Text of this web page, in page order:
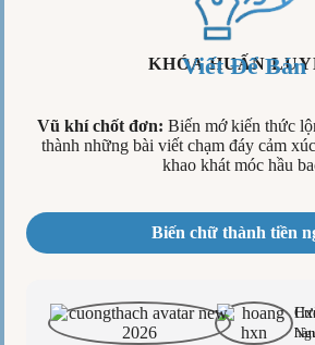
KHÓA HUẤN
Viết Để Bán
Vũ khí chốt đơn: Biến mớ kiến thức
thành những bài viết chạm đáy cảm
khao khát móc hầu
Biến chữ thành tiền
Cường Thạch &
Người dẫn dắt &